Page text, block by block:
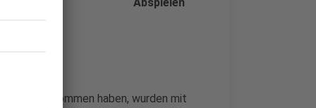
teilgenommen haben, wurden mit